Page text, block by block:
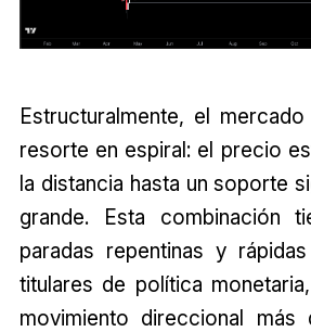
Estructuralmente, el
resorte en espiral: el precio
la distancia hasta un soporte
grande. Esta combinación
paradas repentinas y
titulares de política
movimiento direccional